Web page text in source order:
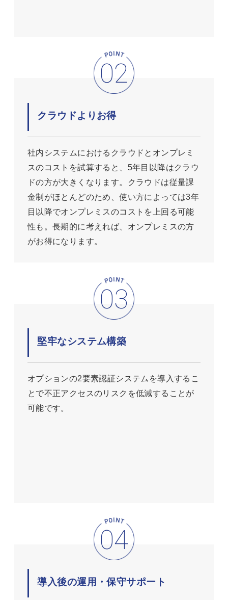
クラウドよりお得
社内システムにおけるクラウドとオンプレミ
スのコストを試算すると、5年目以降はクラウ
ドの方が大きくなります。クラウドは従量課
金制がほとんどのため、使い方によっては3年
目以降でオンプレミスのコストを上回る可能
性も。長期的に考えれば、オンプレミスの方
がお得になります。
堅牢なシステム構築
オプションの2要素認証システムを導入するこ
とで不正アクセスのリスクを低減することが
可能です。
導入後の運用・保守サポート